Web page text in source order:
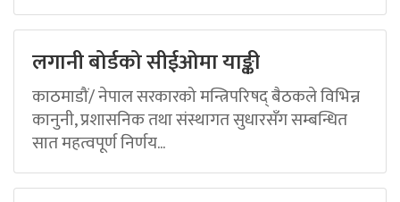
लगानी बोर्डको सीईओमा याङ्की
काठमाडौं/ नेपाल सरकारको मन्त्रिपरिषद् बैठकले विभिन्न
कानुनी, प्रशासनिक तथा संस्थागत सुधारसँग सम्बन्धित
सात महत्वपूर्ण निर्णय...